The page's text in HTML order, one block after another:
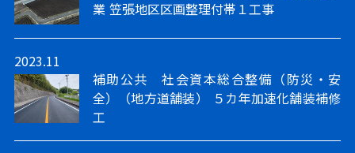
業 笠張地区区画整理付帯１工事
2023.11
補助公共 社会資本総合整備（防災・安
全）（地方道舗装） ５カ年加速化舗装補修
工